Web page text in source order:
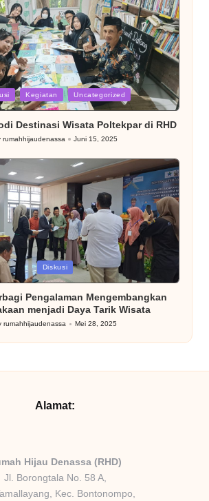
Kegiatan Uncategorized
Destinasi Wisata Poltekpar di RHD
rumahhijaudenassa Juni 15, 2025
Diskusi
Pengalaman Mengembangkan
menjadi Daya Tarik Wisata
rumahhijaudenassa Mei 28, 2025
Alamat:
Hijau Denassa (RHD)
Jl. Borongtala No. 58 A,
Kec. Bontonompo,